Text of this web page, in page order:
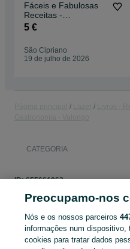
Fáceis e Fabulosas
Receitas -
Sobremesas
5 €
São Cipriano
19 de julho de 2026
CATEGORIA
ID:655661063
Entra na tua conta OLX ou
anunciante
Preocupamo-nos
Nós e os nossos parceiros
informações num
cookies para tratar dados